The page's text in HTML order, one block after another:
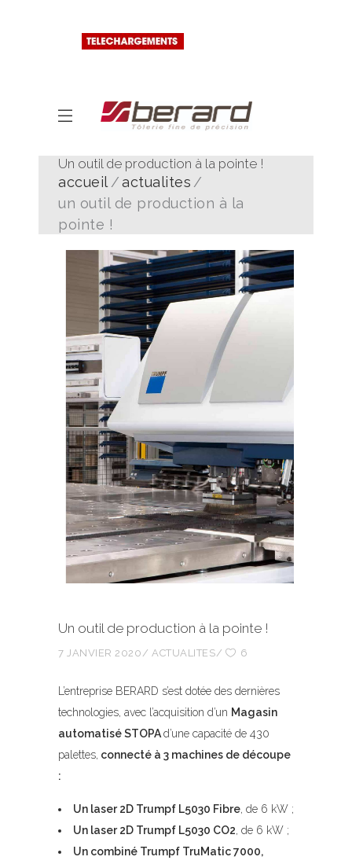
Un outil de production à la pointe !
accueil
actualites
un outil de production à la
pointe !
Un outil de production à la pointe !
7 JANVIER 2020 ACTUALITES 6
L’entreprise BERARD s’est dotée des dernières
technologies, avec l’acquisition d’un Magasin
automatisé STOPAd’une capacité de 430
palettes, connecté à 3 machines de découpe
:
Un laser 2D Trumpf L5030 Fibre, de 6 kW ;
Un laser 2D Trumpf L5030 CO2, de 6 kW ;
Un combiné Trumpf TruMatic 7000,